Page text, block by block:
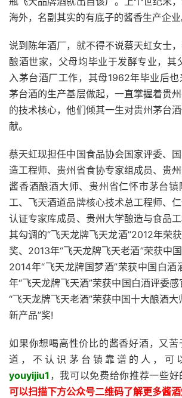
海外，名副其实的有底子的酱香生产企业
说到陈年酒厂，就不得不说蔡天虹女士
酿酒世家，父母均毕业于发酵专业，其
入茅台酒厂工作，其母1962年毕业后
茅台酒的生产基层做起，一直掌握着贵
的技术核心，他们倾其一生对贵州茅台
献。
蔡天虹现担任中国食品协会国家评委、
造工程师、贵州省食协专家组成员、贵
酱香酒酿酒大师、贵州省仁怀市茅台
工、飞天酒道品牌核心技术总工程师、
认证专家库成员、贵州大学酿造与食品工
其勾调的“飞天龙牌飞天龙酒”2012年荣
奖、2013年“飞天龙牌飞天老酒”荣获中
2014年“飞天龙牌国梦酒”荣获中国白酒
年“飞天龙牌飞天酒”荣获中国白酒评委
“飞天龙牌飞天老酒”荣获中国十大酿酒大
新产品”奖!
如果你想喝高性价比的酱香好酒，又
道，不认识茅台镇靠谱的人，可
youyijiu1 ，我可以免费给你推荐一些
可以扫描下方公众号二维码了解更多酱